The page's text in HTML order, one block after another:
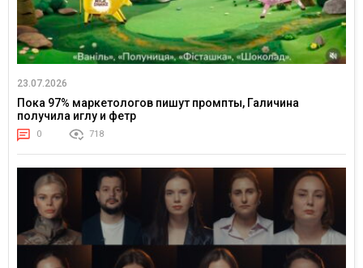
23.07.2026
Пока 97% маркетологов пишут промпты, Галичина
получила иглу и фетр
0 718